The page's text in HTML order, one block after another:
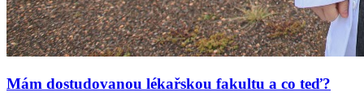
Mám dostudovanou lékařskou fakultu a co teď?